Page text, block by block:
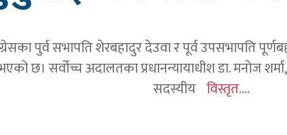
पुर्व सभापति शेरबहादुर देउवा र पूर्व उपसभापति
छ। सर्वोच्च अदालतका प्रधानन्यायाधीश डा. मनोज
सदस्यीय विस्तृत....